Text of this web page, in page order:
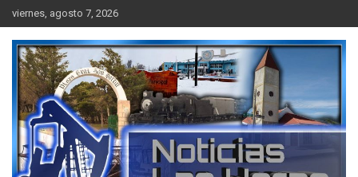
Skip
to
content
viernes, agosto 7, 2026